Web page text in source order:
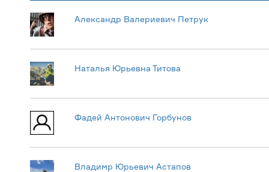
Александр Валериевич Петрук
Наталья Юрьевна Титова
Фадей Антонович Горбунов
Владимр Юрьевич Астапов